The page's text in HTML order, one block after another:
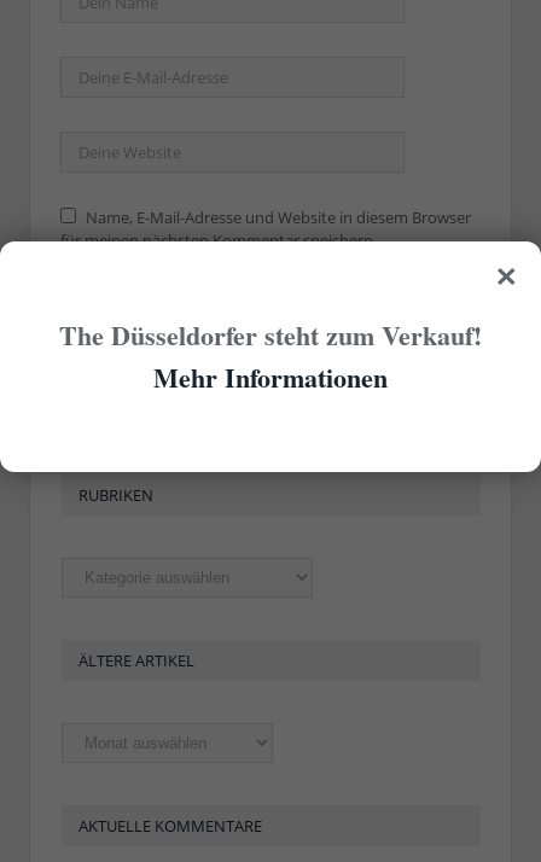
Name, E-Mail-Adresse und Website in diesem Browser
für meinen nächsten Kommentar speichern.
RUBRIKEN
Rubriken
ÄLTERE ARTIKEL
Ältere
Artikel
AKTUELLE KOMMENTARE
×
The Düsseldorfer steht zum Verkauf!
Mehr Informationen